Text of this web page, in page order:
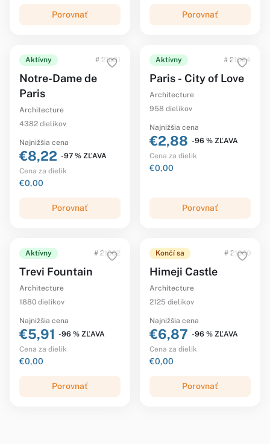
Porovnať Porovnať
Aktívny # 21061
Notre-Dame de
Paris
Architecture
4382 dielikov
Najnižšia cena
€8,22 -97 % ZĽAVA
Cena za dielik
€0,00
Porovnať
Aktívny # 21064
Paris - City of Love
Architecture
958 dielikov
Najnižšia cena
€2,88 -96 % ZĽAVA
Cena za dielik
€0,00
Porovnať
Aktívny # 21062
Trevi Fountain
Architecture
1880 dielikov
Najnižšia cena
€5,91 -96 % ZĽAVA
Cena za dielik
€0,00
Porovnať
Končí sa # 21060
Himeji Castle
Architecture
2125 dielikov
Najnižšia cena
€6,87 -96 % ZĽAVA
Cena za dielik
€0,00
Porovnať